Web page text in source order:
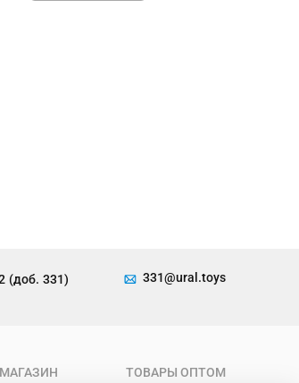
(доб. 331) 331@ural.toys
ТОВАРЫ ОПТОМ